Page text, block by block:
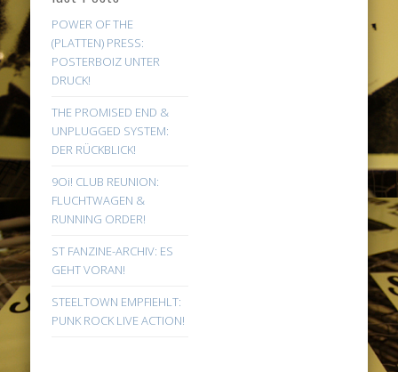
POWER OF THE
(PLATTEN) PRESS:
POSTERBOIZ UNTER
DRUCK!
THE PROMISED END &
UNPLUGGED SYSTEM:
DER RÜCKBLICK!
9Oi! CLUB REUNION:
FLUCHTWAGEN &
RUNNING ORDER!
ST FANZINE-ARCHIV: ES
GEHT VORAN!
STEELTOWN EMPFIEHLT:
PUNK ROCK LIVE ACTION!